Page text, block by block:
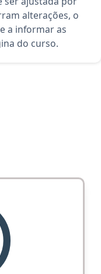
alterações, o
a informar as
do curso.